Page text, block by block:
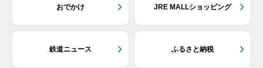
おでかけ JRE MALLショッピング
鉄道ニュース ふるさと納税